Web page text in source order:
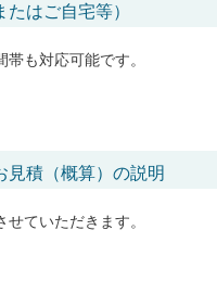
はご自宅等）
も対応可能です。
見積（概算）の説明
ていただきます。